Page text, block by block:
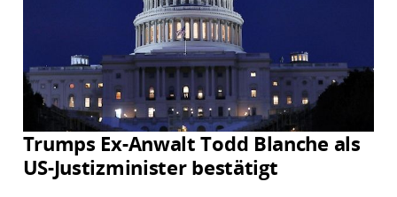
Trumps Ex-Anwalt Todd Blanche als
US-Justizminister bestätigt